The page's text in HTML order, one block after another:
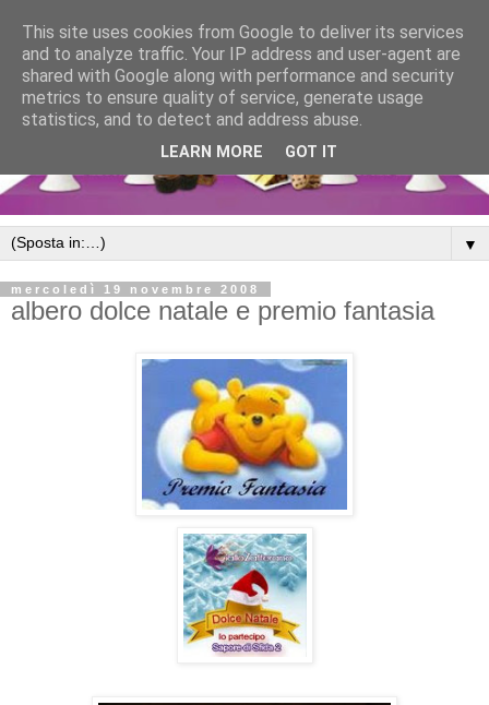
▼
mercoledì 19 novembre 2008
albero dolce natale e premio fantasia
This site uses cookies from Google to deliver its services
and to analyze traffic. Your IP address and user-agent are
shared with Google along with performance and security
metrics to ensure quality of service, generate usage
statistics, and to detect and address abuse.
LEARN MORE GOT IT